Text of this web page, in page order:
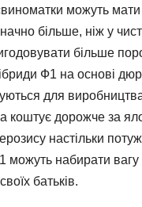
можуть
більше, ніж у
більше
Ф1 на основі
для виробництва
коштує дорожче за
настільки
можуть набирати
батьків.